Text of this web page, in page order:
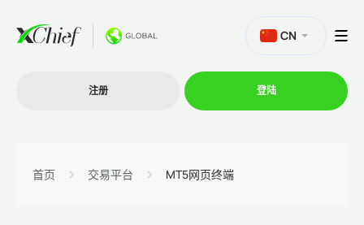
CN
注册 登陆
首页 交易平台 MT5网页终端